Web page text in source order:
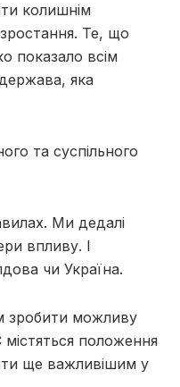
колишнім
Те, що
показало всім
яка
та суспільного
Ми дедалі
впливу. І
чи Україна.
зробити можливу
положення
ще важливішим у